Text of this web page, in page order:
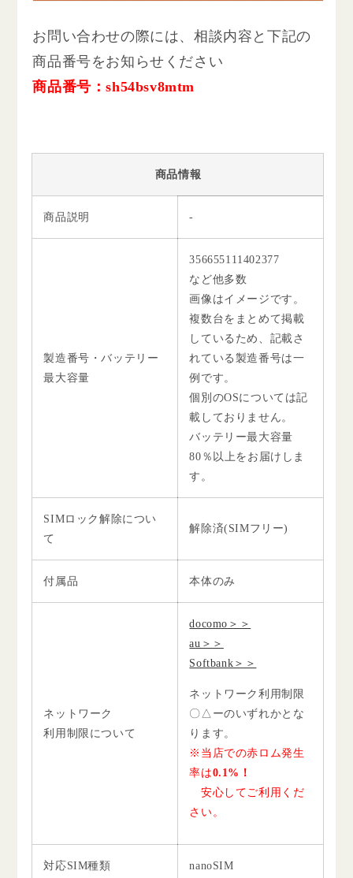
お問い合わせの際には、相談内容と下記の
商品番号をお知らせください
商品番号：sh54bsv8mtm
商品情報
商品説明 -
製造番号・バッテリー
最大容量
356655111402377
など他多数
画像はイメージです。
複数台をまとめて掲載
しているため、記載さ
れている製造番号は一
例です。
個別のOSについては記
載しておりません。
バッテリー最大容量
80％以上をお届けしま
す。
SIMロック解除につい
て
解除済(SIMフリー)
付属品 本体のみ
ネットワーク
利用制限について
docomo＞＞
au＞＞
Softbank＞＞
ネットワーク利用制限
〇△ーのいずれかとな
ります。
※当店での赤ロム発生
率は0.1%！
安心してご利用くだ
さい。
対応SIM種類 nanoSIM